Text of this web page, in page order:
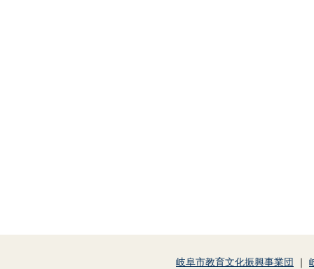
岐阜市教育文化振興事業団 ｜